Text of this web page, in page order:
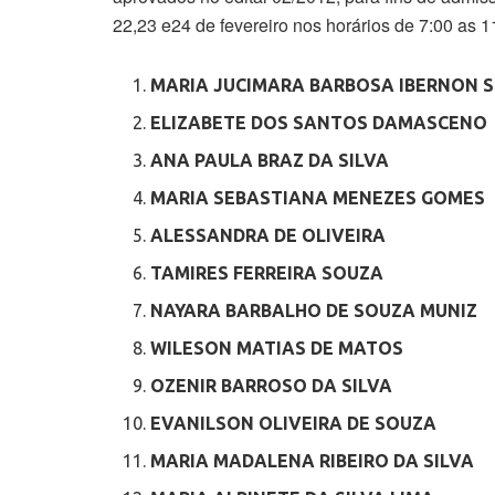
22,23 e24 de fevereiro nos horários de 7:00 as
MARIA JUCIMARA BARBOSA IBERNON
ELIZABETE DOS SANTOS DAMASCENO
ANA PAULA BRAZ DA SILVA
MARIA SEBASTIANA MENEZES GOMES
ALESSANDRA DE OLIVEIRA
TAMIRES FERREIRA SOUZA
NAYARA BARBALHO DE SOUZA MUNIZ
WILESON MATIAS DE MATOS
OZENIR BARROSO DA SILVA
EVANILSON OLIVEIRA DE SOUZA
MARIA MADALENA RIBEIRO DA SILVA